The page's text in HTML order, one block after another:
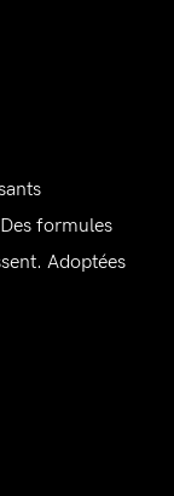
formules
Adoptées